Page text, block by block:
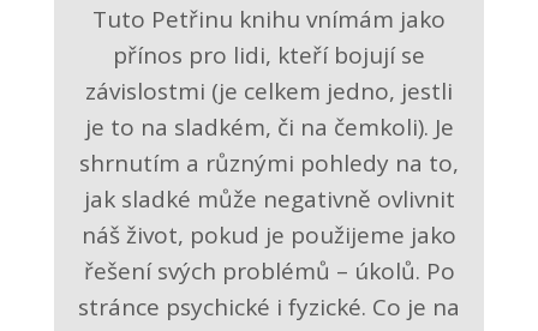
Tuto Petřinu knihu vnímám jako
přínos pro lidi, kteří bojují se
závislostmi (je celkem jedno, jestli
je to na sladkém, či na čemkoli). Je
shrnutím a různými pohledy na to,
jak sladké může negativně ovlivnit
náš život, pokud je použijeme jako
řešení svých problémů – úkolů. Po
stránce psychické i fyzické. Co je na